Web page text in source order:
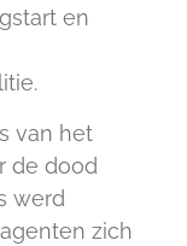
en
van het
de dood
werd
zich